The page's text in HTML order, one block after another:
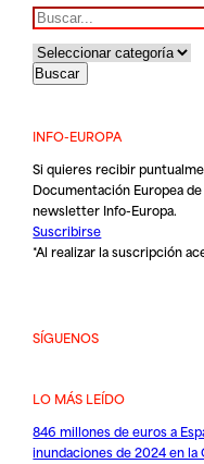
Buscar
INFO-EUROPA
Si quieres recibir
Documentación Europea
newsletter Info-Europa.
Suscribirse
*Al realizar la suscripción
SÍGUENOS
LO MÁS LEÍDO
846 millones de euros a
inundaciones de 2024 en la